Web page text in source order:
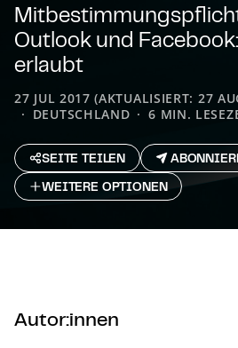
Outlook und
erlaubt
27 JUL 2017 (AKTUALISIERT: 27
DEUTSCHLAND
6 MIN.
SEITE TEILEN
WEITERE OPTIONEN
Autor:innen